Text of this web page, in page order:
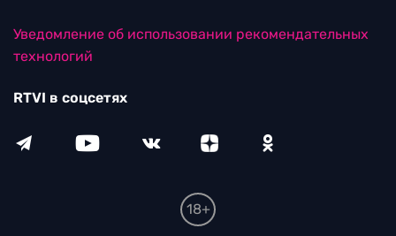
Уведомление об использовании рекомендательных
технологий
RTVI в соцсетях
18+